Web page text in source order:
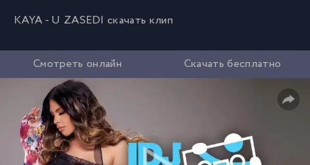
KAYA - U ZASEDI скачать клип
Смотреть онлайн Скачать бесплатно